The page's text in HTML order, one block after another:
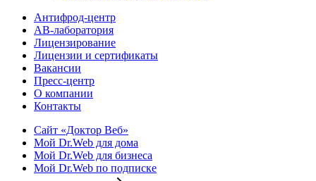
Антифрод-центр
АВ-лаборатория
Лицензирование
Лицензии и сертификаты
Вакансии
Пресс-центр
О компании
Контакты
Сайт «Доктор Веб»
Мой Dr.Web для дома
Мой Dr.Web для бизнеса
Мой Dr.Web по подписке